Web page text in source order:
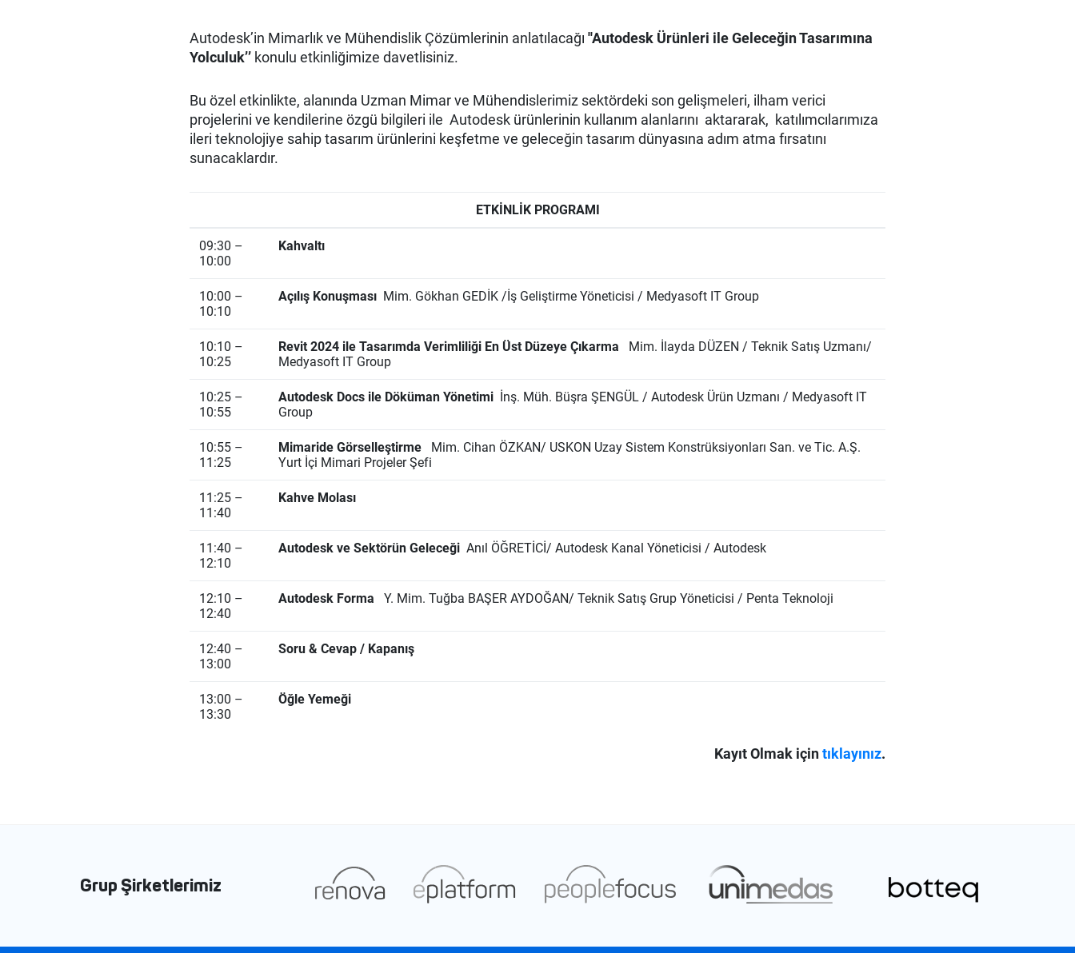
Autodesk’in Mimarlık ve Mühendislik Çözümlerinin anlatılacağı ''Autodesk Ürünleri ile Geleceğin Tasarımına
Yolculuk’’ konulu etkinliğimize davetlisiniz.
Bu özel etkinlikte, alanında Uzman Mimar ve Mühendislerimiz sektördeki son gelişmeleri, ilham verici
projelerini ve kendilerine özgü bilgileri ile Autodesk ürünlerinin kullanım alanlarını aktararak, katılımcılarımıza
ileri teknolojiye sahip tasarım ürünlerini keşfetme ve geleceğin tasarım dünyasına adım atma fırsatını
sunacaklardır.
ETKİNLİK PROGRAMI
09:30 –
10:00
Kahvaltı
10:00 –
10:10
Açılış Konuşması Mim. Gökhan GEDİK /İş Geliştirme Yöneticisi / Medyasoft IT Group
10:10 –
10:25
Revit 2024 ile Tasarımda Verimliliği En Üst Düzeye Çıkarma
Mim. İlayda DÜZEN / Teknik Satış Uzmanı/
Medyasoft IT Group
10:25 –
10:55
Autodesk Docs ile Döküman Yönetimi İnş. Müh. Büşra ŞENGÜL / Autodesk Ürün Uzmanı / Medyasoft IT
Group
10:55 –
11:25
Mimaride Görselleştirme Mim. Cihan ÖZKAN/ USKON Uzay Sistem Konstrüksiyonları San. ve Tic. A.Ş.
Yurt İçi Mimari Projeler Şefi
11:25 –
11:40
Kahve Molası
11:40 –
12:10
Autodesk ve Sektörün Geleceği Anıl ÖĞRETİCİ/ Autodesk Kanal Yöneticisi / Autodesk
12:10 –
12:40
Autodesk Forma Y. Mim. Tuğba BAŞER AYDOĞAN/ Teknik Satış Grup Yöneticisi / Penta Teknoloji
12:40 –
13:00
Soru & Cevap / Kapanış
13:00 –
13:30
Öğle Yemeği
Kayıt Olmak içintıklayınız.
Grup Şirketlerimiz